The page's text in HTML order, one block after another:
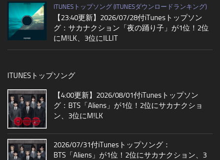
ITUNESトップソング (ITUNESダウンロードランキング)
【23:40更新】2026/07/28付iTunesトップソン
グ：サカナクション「夜の踊り子」が1位！2位
にM!LK、3位にILLIT
ITUNESトップソング
【4:00更新】2026/08/01付iTunesトップソン
グ：BTS「Aliens」が1位！2位にサカナクショ
ン、3位にM!LK
2026/07/31付iTunesトップソング：
BTS「Aliens」が1位！2位にサカナクション、3